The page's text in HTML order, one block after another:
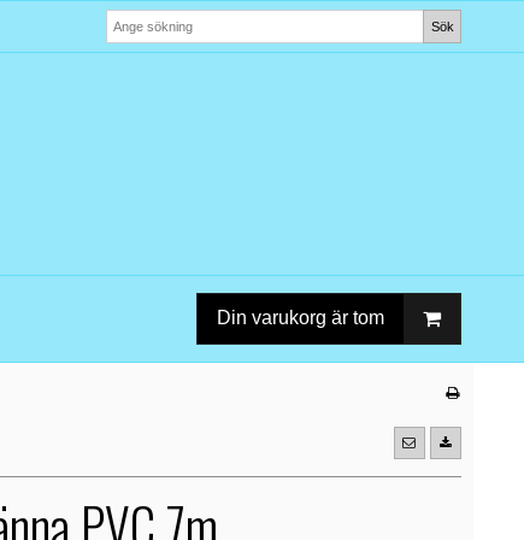
Sök
Din varukorg är tom